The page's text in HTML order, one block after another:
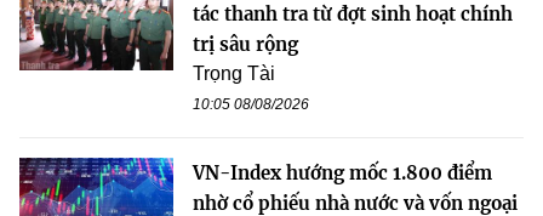
tác thanh tra từ đợt sinh hoạt chính
trị sâu rộng
Trọng Tài
10:05 08/08/2026
VN-Index hướng mốc 1.800 điểm
nhờ cổ phiếu nhà nước và vốn ngoại